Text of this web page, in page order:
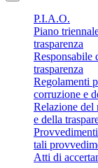
P.I.A.O.
Piano
trasparenza
Responsabile
trasparenza
Regolamenti
corruzione e
Relazione del
e della
tali
Atti di